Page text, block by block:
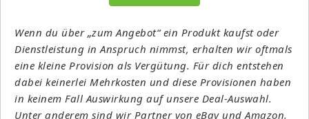
Wenn du über „zum Angebot“ ein Produkt kaufst oder
Dienstleistung in Anspruch nimmst, erhalten wir oftmals
eine kleine Provision als Vergütung. Für dich entstehen
dabei keinerlei Mehrkosten und diese Provisionen haben
in keinem Fall Auswirkung auf unsere Deal-Auswahl.
Unter anderem sind wir Partner von eBay und Amazon.